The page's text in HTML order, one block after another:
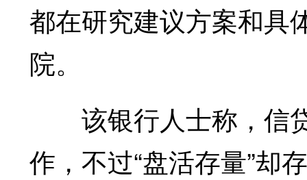
都在研究建议方案和具
院。
该银行人士称，信贷
作，不过“盘活存量”却